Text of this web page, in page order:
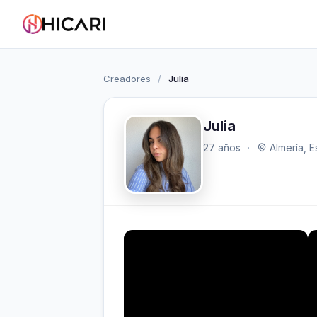
Creadores / Julia
Julia
27 años · Almería,